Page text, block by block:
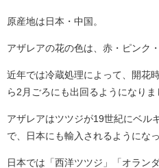
原産地は日本・中国。
アザレアの花の色は、赤・ピンク
近年では冷蔵処理によって、開花
ら2月ごろにも出回るようになりま
アザレアはツツジが19世紀にベル
で、日本にも輸入されるようにな
日本では「西洋ツツジ」「オラン